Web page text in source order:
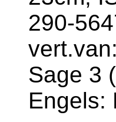
290-
Sage 3
Engels: